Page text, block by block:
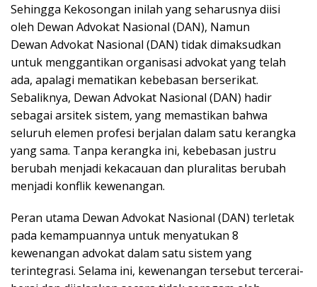
Sehingga Kekosongan inilah yang seharusnya diisi
oleh Dewan Advokat Nasional (DAN), Namun
Dewan Advokat Nasional (DAN) tidak dimaksudkan
untuk menggantikan organisasi advokat yang telah
ada, apalagi mematikan kebebasan berserikat.
Sebaliknya, Dewan Advokat Nasional (DAN) hadir
sebagai arsitek sistem, yang memastikan bahwa
seluruh elemen profesi berjalan dalam satu kerangka
yang sama. Tanpa kerangka ini, kebebasan justru
berubah menjadi kekacauan dan pluralitas berubah
menjadi konflik kewenangan.
Peran utama Dewan Advokat Nasional (DAN) terletak
pada kemampuannya untuk menyatukan 8
kewenangan advokat dalam satu sistem yang
terintegrasi. Selama ini, kewenangan tersebut tercerai-